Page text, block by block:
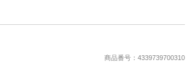
商品番号：4339739700310